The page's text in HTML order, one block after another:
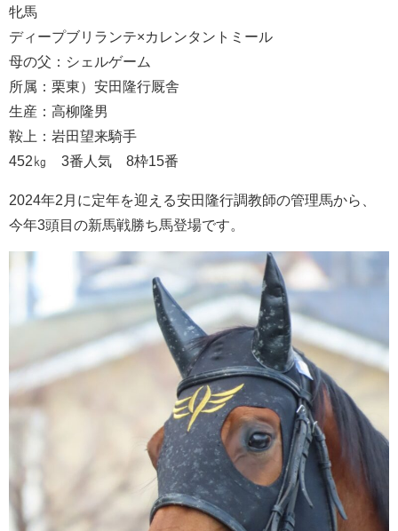
牝馬
ディープブリランテ×カレンタントミール
母の父：シェルゲーム
所属：栗東）安田隆行厩舎
生産：高柳隆男
鞍上：岩田望来騎手
452㎏ 3番人気 8枠15番
2024年2月に定年を迎える安田隆行調教師の管理馬から、
今年3頭目の新馬戦勝ち馬登場です。